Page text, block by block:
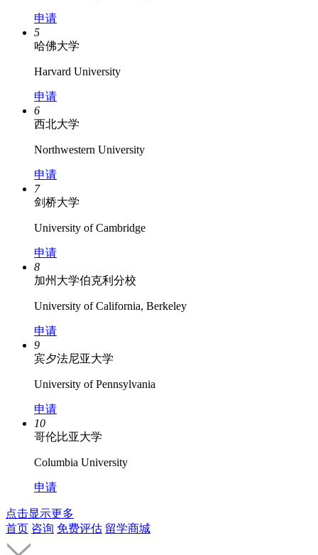
申请
5
哈佛大学
Harvard University
申请
6
西北大学
Northwestern University
申请
7
剑桥大学
University of Cambridge
申请
8
加州大学伯克利分校
University of California, Berkeley
申请
9
宾夕法尼亚大学
University of Pennsylvania
申请
10
哥伦比亚大学
Columbia University
申请
点击显示更多
首页 咨询 免费评估 留学商城